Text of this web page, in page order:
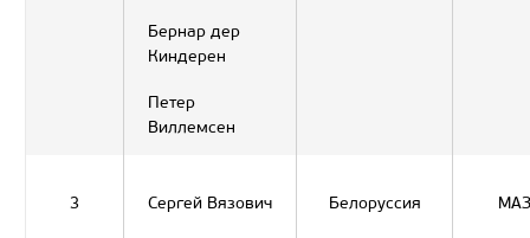
Бернар дер
Киндерен
Петер
Виллемсен
3 Сергей Вязович Белоруссия МАЗ